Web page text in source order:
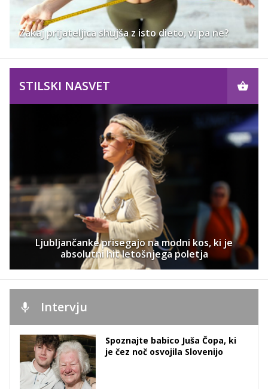
Zakaj prijateljica shujša z isto dieto, vi pa ne?
STILSKI NASVET
Ljubljančanke prisegajo na modni kos, ki je
absolutni hit letošnjega poletja
Intervju
Spoznajte babico Juša Čopa, ki
je čez noč osvojila Slovenijo